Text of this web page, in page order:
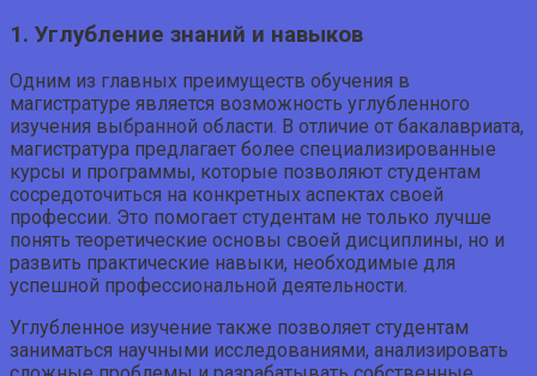
1. Углубление знаний и навыков
Одним из главных преимуществ обучения в
магистратуре является возможность углубленного
изучения выбранной области. В отличие от бакалавриата,
магистратура предлагает более специализированные
курсы и программы, которые позволяют студентам
сосредоточиться на конкретных аспектах своей
профессии. Это помогает студентам не только лучше
понять теоретические основы своей дисциплины, но и
развить практические навыки, необходимые для
успешной профессиональной деятельности.
Углубленное изучение также позволяет студентам
заниматься научными исследованиями, анализировать